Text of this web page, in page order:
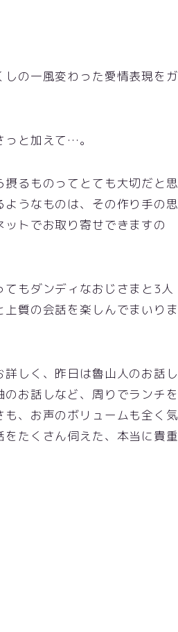
の一風変わった愛情表現をガ
と加えて…。
るものってとても大切だと思
うなものは、その作り手の思
トでお取り寄せできますの
もダンディなおじさまと3人
質の会話を楽しんでまいりま
しく、昨日は魯山人のお話し
お話しなど、周りでランチを
、お声のボリュームも全く気
たくさん伺えた、本当に貴重